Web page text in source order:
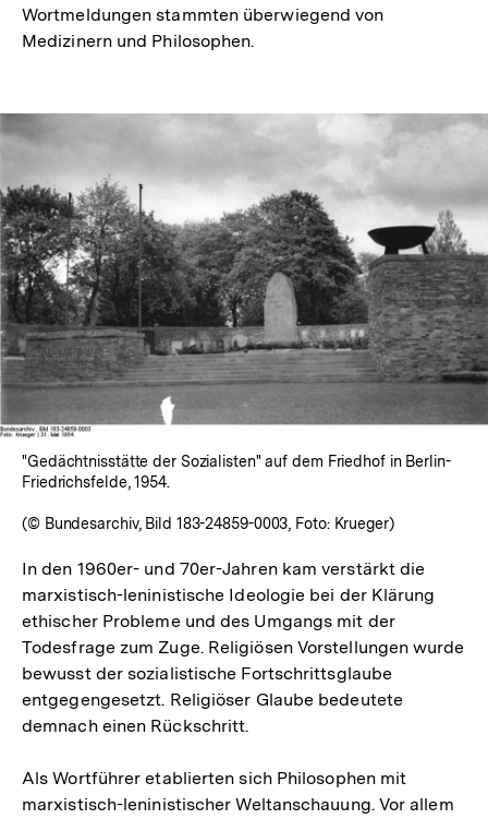
Wortmeldungen stammten überwiegend von
Medizinern und Philosophen.
In
Lightbox
öffnen
"Gedächtnisstätte der Sozialisten" auf dem Friedhof in Berlin-
Friedrichsfelde, 1954.
(© Bundesarchiv, Bild 183-24859-0003, Foto: Krueger)
In den 1960er- und 70er-Jahren kam verstärkt die
marxistisch-leninistische Ideologie bei der Klärung
ethischer Probleme und des Umgangs mit der
Todesfrage zum Zuge. Religiösen Vorstellungen wurde
bewusst der sozialistische Fortschrittsglaube
entgegengesetzt. Religiöser Glaube bedeutete
demnach einen Rückschritt.
Als Wortführer etablierten sich Philosophen mit
marxistisch-leninistischer Weltanschauung. Vor allem